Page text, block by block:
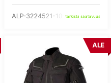
ALP-3224521-10- tarkista saatavuus
ALE